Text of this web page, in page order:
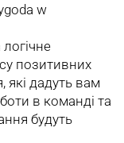
w
позитивних
дадуть вам
в команді та
будуть